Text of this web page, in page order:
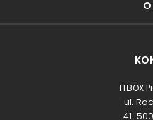
ITBOX
ul.
41-